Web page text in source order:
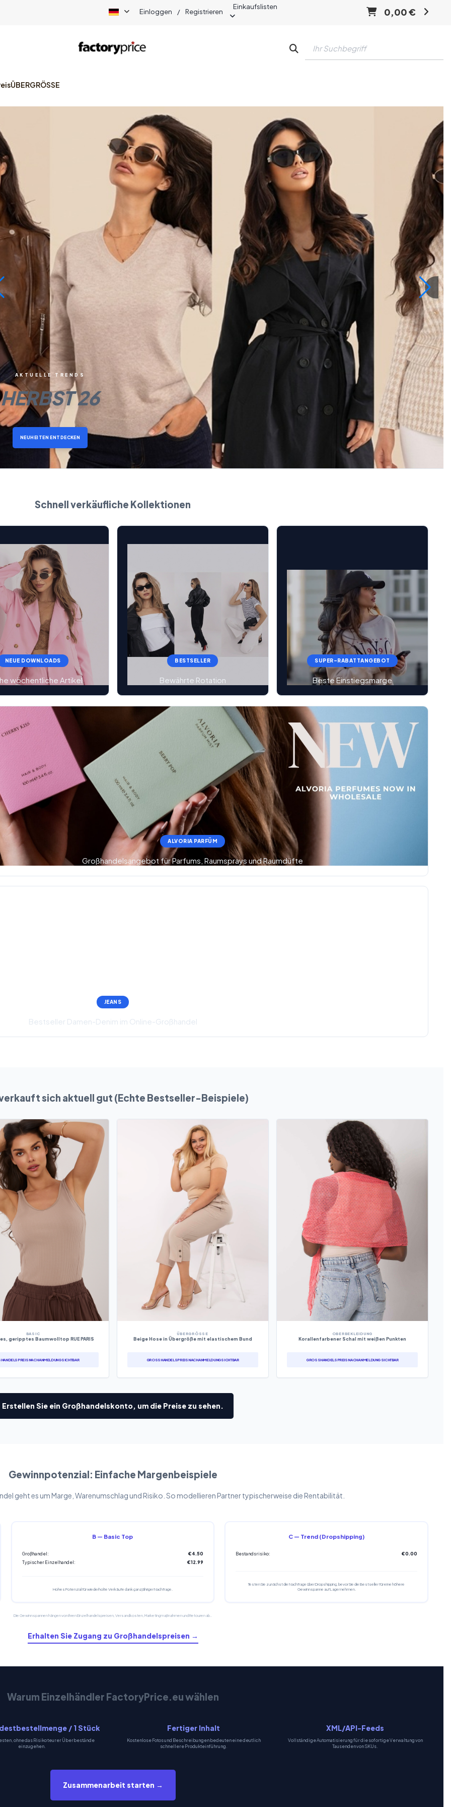
Einloggen / Registrieren
Einkaufslisten 0,00 €
ÜBERGRÖSSE
AKTUELLE TRENDS
HERBST 26
NEUHEITEN ENTDECKEN
Schnell verkäufliche Kollektionen
NEUE DOWNLOADS
wöchentliche Artikel
BESTSELLER
Bewährte Rotation
SUPER-RABATTANGEBOT
Beste Einstiegsmarge
ALVORIA PARFÜM
Großhandelsangebot für Parfums, Raumsprays und Raumdüfte
JEANS
Bestseller Damen-Denim im Online-Großhandel
sich aktuell gut (Echte Bestseller-Beispiele)
BASIC
geripptes Baumwolltop RUE PARIS
NACH ANMELDUNG SICHTBAR
ÜBERGRÖSSE
Beige Hose in Übergröße mit elastischem Bund
GROSSHANDELSPREIS NACH ANMELDUNG SICHTBAR
OBERBEKLEIDUNG
Korallenfarbener Schal mit weißen Punkten
GROSSHANDELSPREIS NACH ANMELDUNG SICHTBAR
Erstellen Sie ein Großhandelskonto, um die Preise zu sehen.
Gewinnpotenzial: Einfache Margenbeispiele
geht es um Marge, Warenumschlag und Risiko. So modellieren Partner typischerweise die Rentabilität.
B — Basic Top
Großhandel:
€4.50
Typischer Einzelhandel:
€12.99
Hohes Potenzial für wiederholte Verkäufe dank ganzjähriger Nachfrage.
C — Trend (Dropshipping)
Bestandsrisiko: €0.00
Testen Sie zunächst die Nachfrage über Dropshipping, bevor Sie die Bestseller für eine höhere
Gewinnspanne auf Lager nehmen.
Die Gewinnspannen hängen von Ihren Einzelhandelspreisen, Versandkosten, Marketingmaßnahmen und Retouren ab..
Erhalten Sie Zugang zu Großhandelspreisen →
Warum Einzelhändler FactoryPrice.eu wählen
/ 1 Stück
ohne das Risiko teurer Überbestände
einzugehen.
Fertiger Inhalt
Kostenlose Fotos und Beschreibungen bedeuten eine deutlich
schnellere Produkteinführung.
XML/API-Feeds
Vollständige Automatisierung für die sofortige Verwaltung von
Tausenden von SKUs.
Zusammenarbeit starten →